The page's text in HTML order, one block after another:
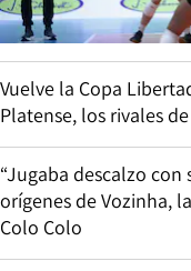
Vuelve la Copa
Platense, los rivales
“Jugaba descalzo con
orígenes de Vozinha,
Colo Colo